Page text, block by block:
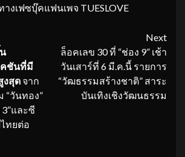
างเฟซบุ๊คแฟนเพจ TUESLOVE
คชันที่มี
งสุด จาก
“วันทอง”
3”และซี
ทยต่อ
Next
ล็อคเลข 30 ที่ “ช่อง 9” เช้า
วันเสาร์ที่ 6 มี.ค.นี้ รายการ
“วัฒธรรมสร้างชาติ” สาระ
บันเทิงเชิงวัฒนธรรม